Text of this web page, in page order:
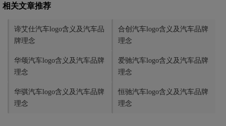
相关文章推荐
谛艾仕汽车logo含义及汽车品
牌理念
合创汽车logo含义及汽车品牌
理念
华颂汽车logo含义及汽车品牌
理念
爱驰汽车logo含义及汽车品牌
理念
华骐汽车logo含义及汽车品牌
理念
恒驰汽车logo含义及汽车品牌
理念